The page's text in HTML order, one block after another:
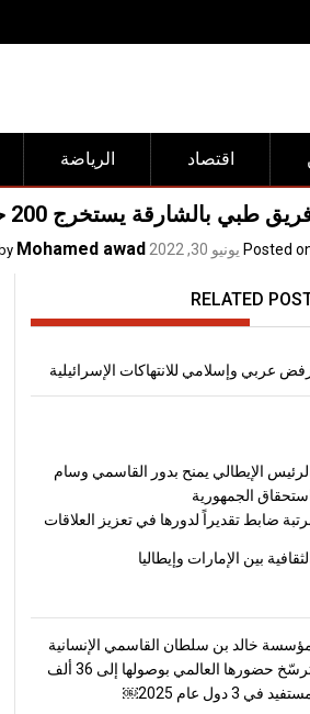
الرياضة اقتصاد
طبي بالشارقة يستخرج 200 حصوة بكلى مريض عبر الظهر
Posted يونيو 30, 2022 by
Mohamed awad
RELATED
عربي وإسلامي للانتهاكات الإسرائيلية
الإيطالي يمنح بدور القاسمي وسام
الجمهورية
ضابط تقديراً لدورها في تعزيز العلاقات
بين الإمارات وإيطاليا
خالد بن سلطان القاسمي الإنسانية
ترسّخ حضورها العالمي بوصولها إلى 36 ألف
في 3 دول عام 2025￼